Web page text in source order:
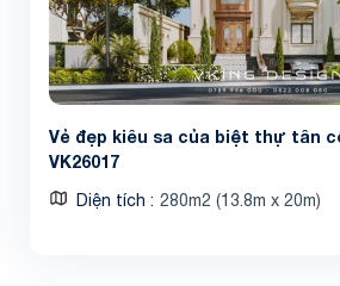
Vẻ đẹp kiêu sa của biệt thự tân
VK26017
Diện tích 280m2 (13.8m x 20m)